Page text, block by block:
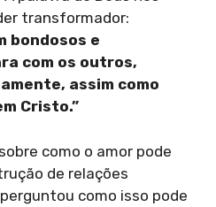
transformador:
bondosos e
com os outros,
assim como
Cristo.”
como o amor pode
de relações
como isso pode